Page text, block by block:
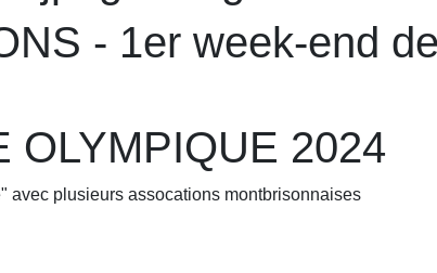
- 1er week-end
OLYMPIQUE 2024
avec plusieurs assocations montbrisonnaises